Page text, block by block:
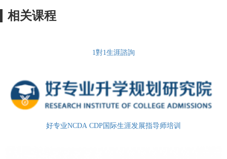
相关课程
1對1生涯諮詢
好专业NCDA CDP国际生涯发展指导师培训